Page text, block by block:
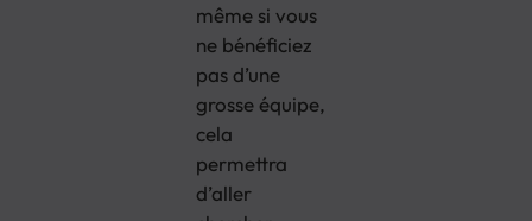
même si vous
ne bénéficiez
pas d’une
grosse équipe,
cela
permettra
d’aller